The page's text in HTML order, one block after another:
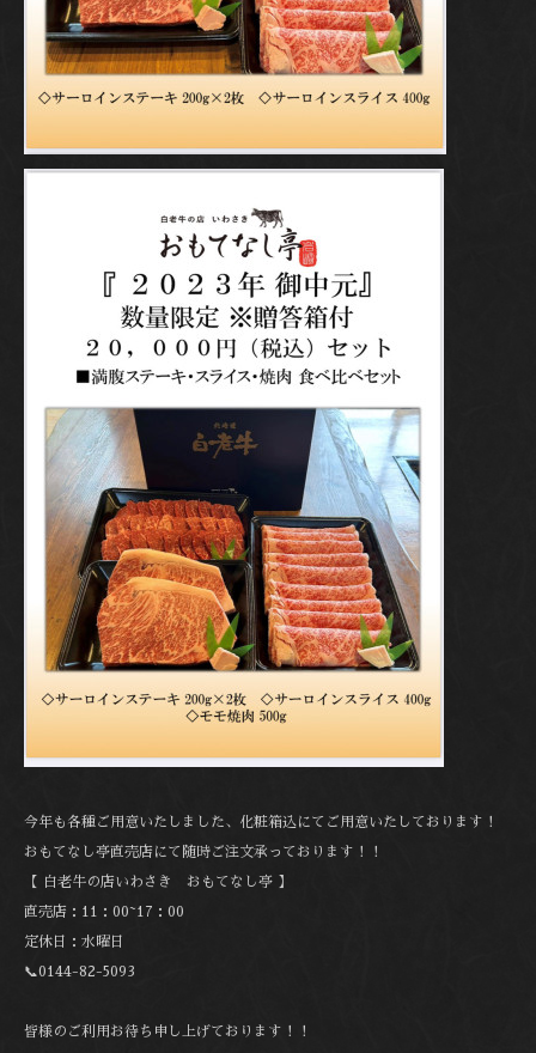
今年も各種ご用意いたしました、化粧箱込にてご用意いたしております！
おもてなし亭直売店にて随時ご注文承っております！！
【 白老牛の店いわさき おもてなし亭 】
直売店：11：00~17：00
定休日：水曜日
📞0144-82-5093
皆様のご利用お待ち申し上げております！！